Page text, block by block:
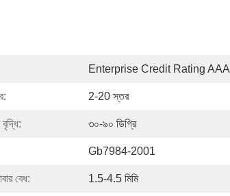
Enterprise Credit Rating AAA
2-20 স্তর
৩০-৯০ ডিগ্রি
Gb7984-2001
বেধ: 1.5-4.5 মিমি